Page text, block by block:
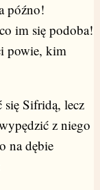
późno!
im się podoba!
powie, kim
się Sifridą, lecz
z niego
na dębie